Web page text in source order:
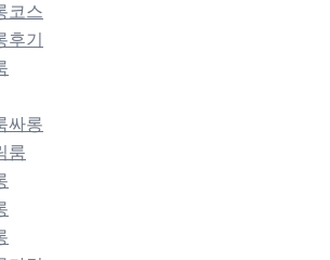
코스
기
싸롱
룸